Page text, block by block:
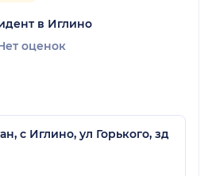
в Иглино
оценок
с Иглино, ул Горького, зд